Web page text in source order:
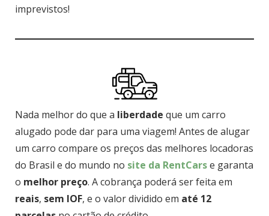
imprevistos!
Nada melhor do que a liberdade que um carro
alugado pode dar para uma viagem! Antes de alugar
um carro compare os preços das melhores locadoras
do Brasil e do mundo no site da RentCarse garanta
o melhor preço. A cobrança poderá ser feita em
reais, sem IOF, e o valor dividido em até 12